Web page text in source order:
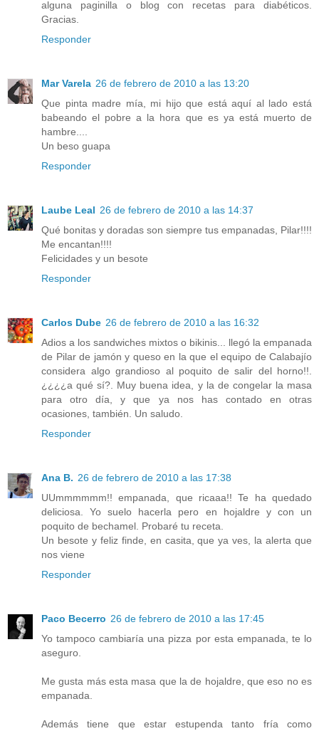
alguna paginilla o blog con recetas para diabéticos.
Gracias.
Responder
Mar Varela 26 de febrero de 2010 a las 13:20
Que pinta madre mía, mi hijo que está aquí al lado está
babeando el pobre a la hora que es ya está muerto de
hambre....
Un beso guapa
Responder
Laube Leal 26 de febrero de 2010 a las 14:37
Qué bonitas y doradas son siempre tus empanadas, Pilar!!!!
Me encantan!!!!
Felicidades y un besote
Responder
Carlos Dube 26 de febrero de 2010 a las 16:32
Adios a los sandwiches mixtos o bikinis... llegó la empanada
de Pilar de jamón y queso en la que el equipo de Calabajío
considera algo grandioso al poquito de salir del horno!!.
¿¿¿¿a qué sí?. Muy buena idea, y la de congelar la masa
para otro día, y que ya nos has contado en otras
ocasiones, también. Un saludo.
Responder
Ana B. 26 de febrero de 2010 a las 17:38
UUmmmmmm!! empanada, que ricaaa!! Te ha quedado
deliciosa. Yo suelo hacerla pero en hojaldre y con un
poquito de bechamel. Probaré tu receta.
Un besote y feliz finde, en casita, que ya ves, la alerta que
nos viene
Responder
Paco Becerro 26 de febrero de 2010 a las 17:45
Yo tampoco cambiaría una pizza por esta empanada, te lo
aseguro.
Me gusta más esta masa que la de hojaldre, que eso no es
empanada.
Además tiene que estar estupenda tanto fría como